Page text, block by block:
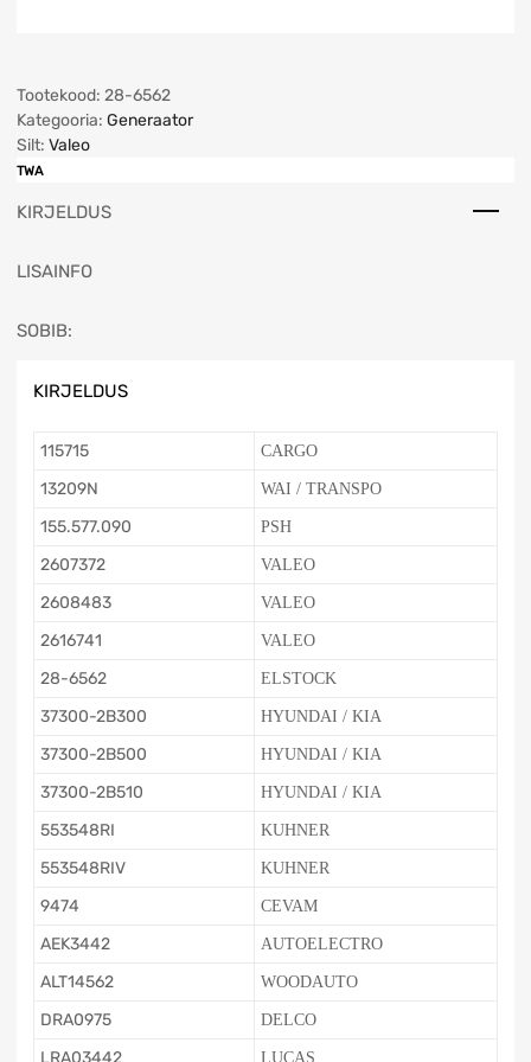
Tootekood: 28-6562
Kategooria: Generaator
Silt: Valeo
TWA
KIRJELDUS
LISAINFO
SOBIB:
KIRJELDUS
115715 CARGO
13209N WAI / TRANSPO
155.577.090 PSH
2607372 VALEO
2608483 VALEO
2616741 VALEO
28-6562 ELSTOCK
37300-2B300 HYUNDAI / KIA
37300-2B500 HYUNDAI / KIA
37300-2B510 HYUNDAI / KIA
553548RI KUHNER
553548RIV KUHNER
9474 CEVAM
AEK3442 AUTOELECTRO
ALT14562 WOODAUTO
DRA0975 DELCO
LRA03442 LUCAS